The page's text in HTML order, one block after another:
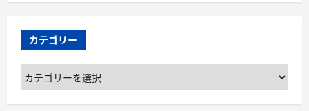
カテゴリー
カ
ゴ